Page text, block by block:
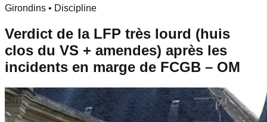
Girondins • Discipline
Verdict de la LFP très lourd (huis
clos du VS + amendes) après les
incidents en marge de FCGB – OM